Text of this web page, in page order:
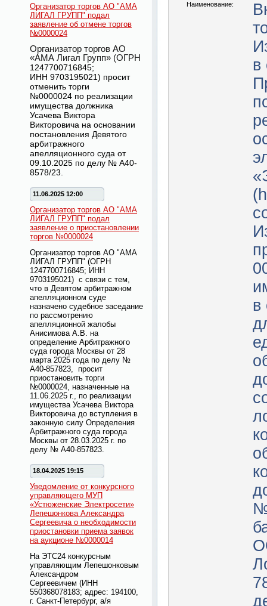
Организатор торгов АО "АМА
ЛИГАЛ ГРУПП" подал
заявление об отмене торгов
№0000024
Организатор торгов АО
«АМА Лигал Групп» (ОГРН
1247700716845;
ИНН 9703195021) просит
отменить торги
№0000024 по реализации
имущества должника
Усачева Виктора
Викторовича на основании
постановления Девятого
арбитражного
апелляционного суда от
09.10.2025 по делу № А40-
8578/23.
11.06.2025 12:00
Организатор торгов АО "АМА
ЛИГАЛ ГРУПП" подал
заявление о приостановлении
торгов №0000024
Организатор торгов АО "АМА
ЛИГАЛ ГРУПП" (ОГРН
1247700716845; ИНН
9703195021) с связи с тем,
что в Девятом арбитражном
апелляционном суде
назначено судебное заседание
по рассмотрению
апелляционной жалобы
Анисимова А.В. на
определение Арбитражного
суда города Москвы от 28
марта 2025 года по делу №
А40-857823, просит
приостановить торги
№0000024, назначенные на
11.06.2025 г., по реализации
имущества Усачева Виктора
Викторовича до вступления в
законную силу Определения
Арбитражного суда города
Москвы от 28.03.2025 г. по
делу № А40-857823.
18.04.2025 19:15
Уведомление от конкурсного
управляющего МУП
«Устюженские Электросети»
Лепешонкова Александра
Сергеевича о необходимости
приостановки приема заявок
на аукционе №0000014
На ЭТС24 конкурсным
управляющим Лепешонковым
Александром
Сергеевичем (ИНН
550368078183; адрес: 194100,
г. Санкт-Петербург, а/я
Наименование:
в
в